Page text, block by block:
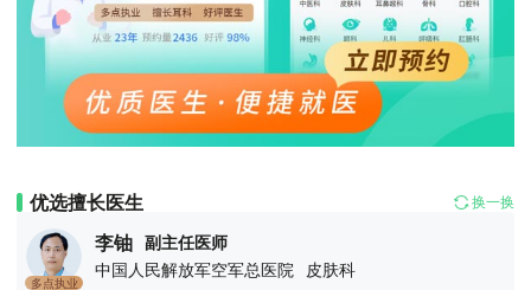
优选擅长医生 换一换
多点执业
李铀
副主任医师
中国人民解放军空军总医院
皮肤科